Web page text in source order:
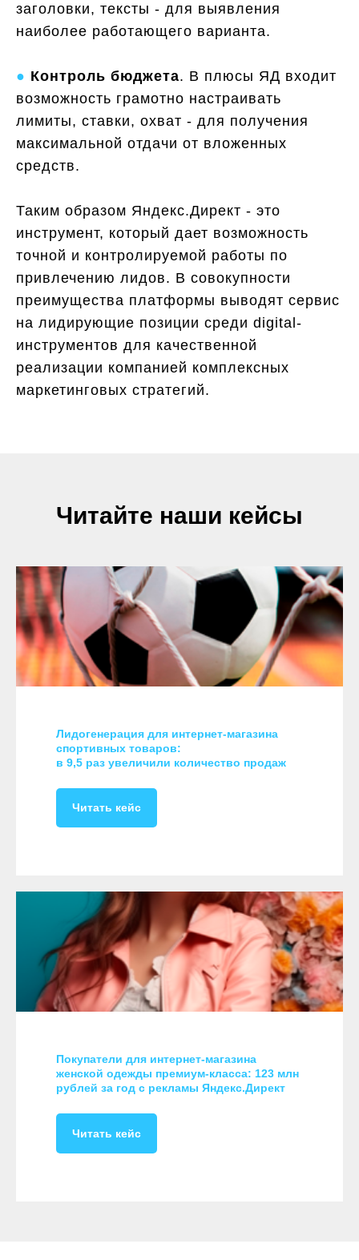
заголовки, тексты - для выявления
наиболее работающего варианта.
● Контроль бюджета. В плюсы ЯД входит
возможность грамотно настраивать
лимиты, ставки, охват - для получения
максимальной отдачи от вложенных
средств.
Таким образом Яндекс.Директ - это
инструмент, который дает возможность
точной и контролируемой работы по
привлечению лидов. В совокупности
преимущества платформы выводят сервис
на лидирующие позиции среди digital-
инструментов для качественной
реализации компанией комплексных
маркетинговых стратегий.
Читайте наши кейсы
Лидогенерация для интернет-магазина
спортивных товаров:
в 9,5 раз увеличили количество продаж
Читать кейс
Покупатели для интернет-магазина
женской одежды премиум-класса: 123 млн
рублей за год с рекламы Яндекс.Директ
Читать кейс